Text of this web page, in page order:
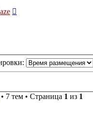
• 7 тем • Страница 1 из 1